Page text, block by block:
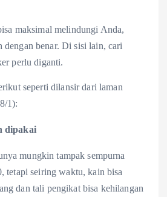
maksimal melindungi Anda,
dengan benar. Di sisi lain, cari
perlu diganti.
seperti dilansir dari laman
1):
dipakai
mungkin tampak sempurna
tetapi seiring waktu, kain bisa
dan tali pengikat bisa kehilangan